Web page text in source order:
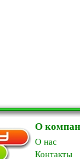
О
O нас
Контакты